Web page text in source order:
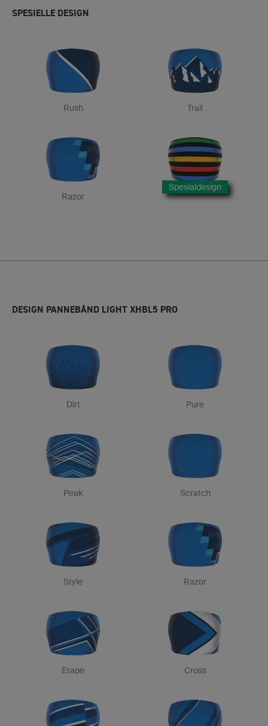
SPESIELLE DESIGN
Rush Trail
Razor
Spesialdesign
DESIGN PANNEBÅND LIGHT XHBL5 PRO
Dirt Pure
Peak Scratch
Style Razor
Etape Cross